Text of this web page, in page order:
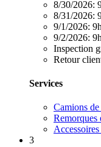
8/30/2026:
8/31/2026:
9/1/2026:
9/2/2026:
Inspection
Retour
Services
Camions
Remorques
3